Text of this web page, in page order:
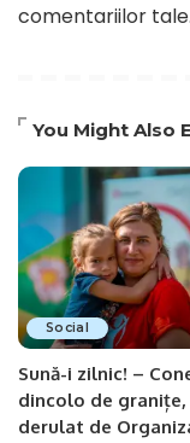
comentariilor tale.
You Might Also
Social
Sună-i zilnic! –
dincolo de
derulat de